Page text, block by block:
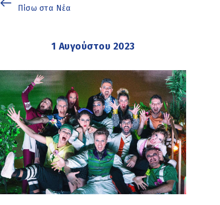
Πίσω στα Νέα
1 Αυγούστου 2023